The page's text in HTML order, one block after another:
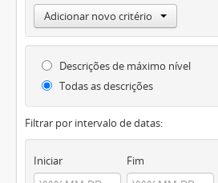
Adicionar novo critério
Descrições de máximo nível
Todas as descrições
Filtrar por intervalo de datas:
Iniciar Fim